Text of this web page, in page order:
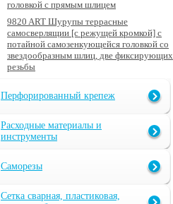
головкой с прямым шлицем
9820 ART Шурупы террасные
самосверлящии [с режущей кромкой] с
потайной самозенкующейся головкой со
звездообразным шлиц, две фиксирующих
резьбы
Перфорированный крепеж
Расходные материалы и
инструменты
Саморезы
Сетка сварная, пластиковая,